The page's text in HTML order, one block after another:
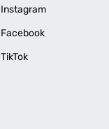
Instagram
Facebook
TikTok